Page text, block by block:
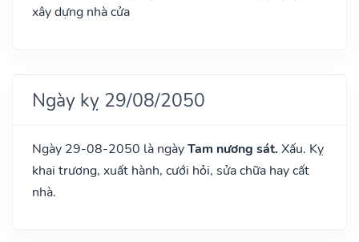
xây dựng nhà cửa
Ngày kỵ 29/08/2050
Ngày 29-08-2050 là ngàyTam nương sát. Xấu. Kỵ
khai trương, xuất hành, cưới hỏi, sửa chữa hay cất
nhà.